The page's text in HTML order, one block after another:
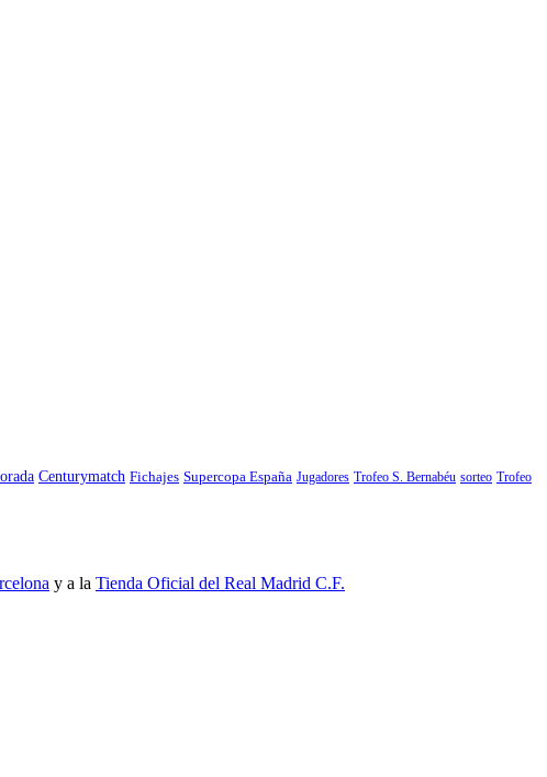
Centurymatch Fichajes Supercopa España Jugadores Trofeo S. Bernabéu sorteo Trofeo
y a la Tienda Oficial del Real Madrid C.F.